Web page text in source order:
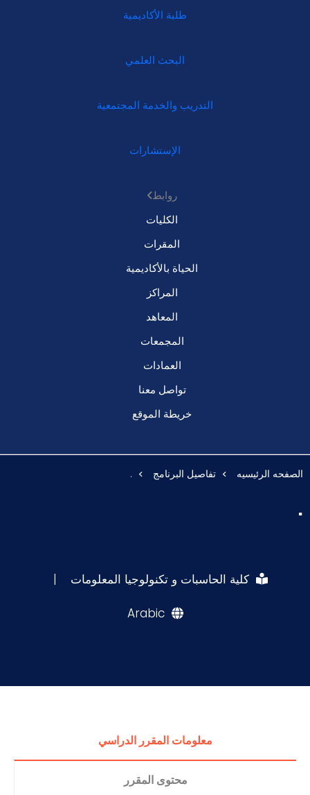
طلبة الأكاديمية
البحث العلمي
التدريب والخدمة المجتمعية
الإستشارات
روابط
الكليات
المقرات
الحياة بالأكاديمية
المراكز
المعاهد
المجمعات
العمادات
تواصل معنا
خريطة الموقع
الصفحه الرئيسيه تفاصيل البرنامج .
.
كلية الحاسبات و تكنولوجيا المعلومات |
Arabic
معلومات المقرر الدراسي
محتوى المقرر